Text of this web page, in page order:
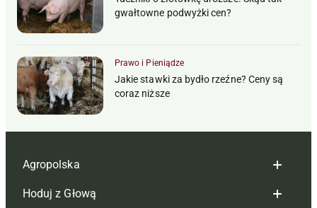
gwałtowne podwyżki cen?
Prawo i Pieniądze
Jakie stawki za bydło rzeźne? Ceny są
coraz niższe
Agropolska
Redakcja
Hoduj z Głową